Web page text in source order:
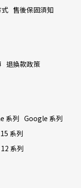
售後保固須知
退換款政策
系列 Google 系列
系列
系列